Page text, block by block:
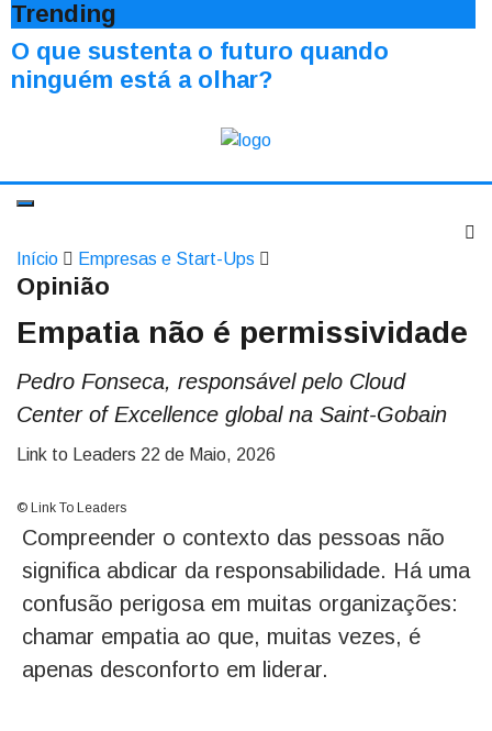
Trending
O que sustenta o futuro quando
ninguém está a olhar?
Início Empresas e Start-Ups
Opinião
Empatia não é permissividade
Pedro Fonseca, responsável pelo Cloud
Center of Excellence global na Saint-Gobain
Link to Leaders 22 de Maio, 2026
© Link To Leaders
Compreender o contexto das pessoas não
significa abdicar da responsabilidade. Há uma
confusão perigosa em muitas organizações:
chamar empatia ao que, muitas vezes, é
apenas desconforto em liderar.